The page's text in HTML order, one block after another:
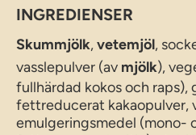
INGREDIENSER
Skummjölk,vetemjöl,
vasslepulver (av mjölk),
fullhärdad kokos och raps),
fettreducerat kakaopulver,
emulgeringsmedel (mono-